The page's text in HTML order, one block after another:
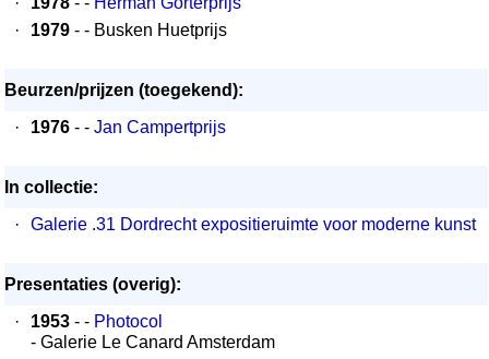
·
1979 - - Busken Huetprijs
Beurzen/prijzen (toegekend):
·
1976 - - Jan Campertprijs
In collectie:
·
Galerie .31 Dordrecht expositieruimte voor moderne kunst
Presentaties (overig):
·
1953 - - Photocol
- Galerie Le Canard Amsterdam